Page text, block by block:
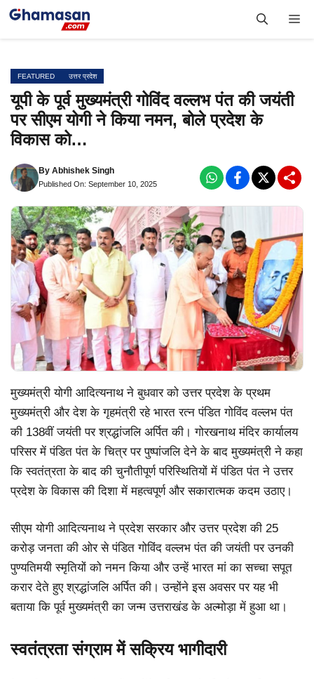
Skip
FEATURED उत्तर प्रदेश
यूपी के पूर्व मुख्यमंत्री गोविंद वल्लभ पंत की जयंती
पर सीएम योगी ने किया नमन, बोले प्रदेश के
विकास को…
By Abhishek Singh
Published On: September 10, 2025
मुख्यमंत्री योगी आदित्यनाथ ने बुधवार को उत्तर प्रदेश के प्रथम
मुख्यमंत्री और देश के गृहमंत्री रहे भारत रत्न पंडित गोविंद वल्लभ पंत
की 138वीं जयंती पर श्रद्धांजलि अर्पित की। गोरखनाथ मंदिर कार्यालय
परिसर में पंडित पंत के चित्र पर पुष्पांजलि देने के बाद मुख्यमंत्री ने कहा
कि स्वतंत्रता के बाद की चुनौतीपूर्ण परिस्थितियों में पंडित पंत ने उत्तर
प्रदेश के विकास की दिशा में महत्वपूर्ण और सकारात्मक कदम उठाए।
सीएम योगी आदित्यनाथ ने प्रदेश सरकार और उत्तर प्रदेश की 25
करोड़ जनता की ओर से पंडित गोविंद वल्लभ पंत की जयंती पर उनकी
पुण्यतिमयी स्मृतियों को नमन किया और उन्हें भारत मां का सच्चा सपूत
करार देते हुए श्रद्धांजलि अर्पित की। उन्होंने इस अवसर पर यह भी
बताया कि पूर्व मुख्यमंत्री का जन्म उत्तराखंड के अल्मोड़ा में हुआ था।
स्वतंत्रता संग्राम में सक्रिय भागीदारी